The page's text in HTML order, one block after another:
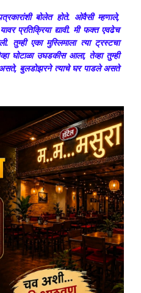
बोलेत होते. ओवैसी म्हणाले,
प्रतिक्रिया द्यावी. मी फक्त एवढेच
एका मुस्लिमाला त्या ट्रस्टचा
उघडकीस आला, तेव्हा तुम्ही
असते, बुलडोझरने त्याचे घर पाडले असते